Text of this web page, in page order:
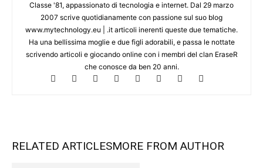
Classe '81, appassionato di tecnologia e internet. Dal 29 marzo
2007 scrive quotidianamente con passione sul suo blog
www.mytechnology.eu | .it articoli inerenti queste due tematiche.
Ha una bellissima moglie e due figli adorabili, e passa le nottate
scrivendo articoli e giocando online con i membri del clan EraseR
che conosce da ben 20 anni.
RELATED ARTICLESMORE FROM AUTHOR